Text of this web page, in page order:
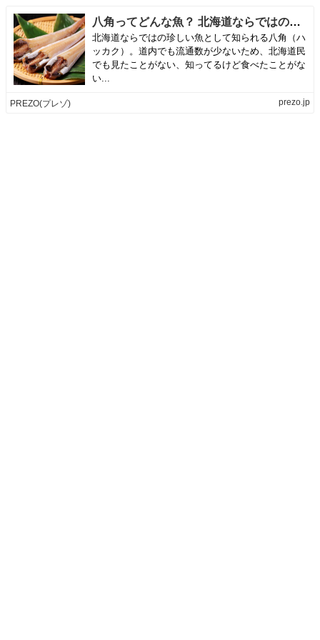
八角ってどんな魚？ 北海道ならではのおいしい魚の正体と食べ方｜PREZO(プレゾ) - 北海道のお取り寄せグルメと産直通販
北海道ならではの珍しい魚として知られる八角（ハ
ッカク）。道内でも流通数が少ないため、北海道民
でも見たことがない、知ってるけど食べたことがな
い...
PREZO(プレゾ) prezo.jp